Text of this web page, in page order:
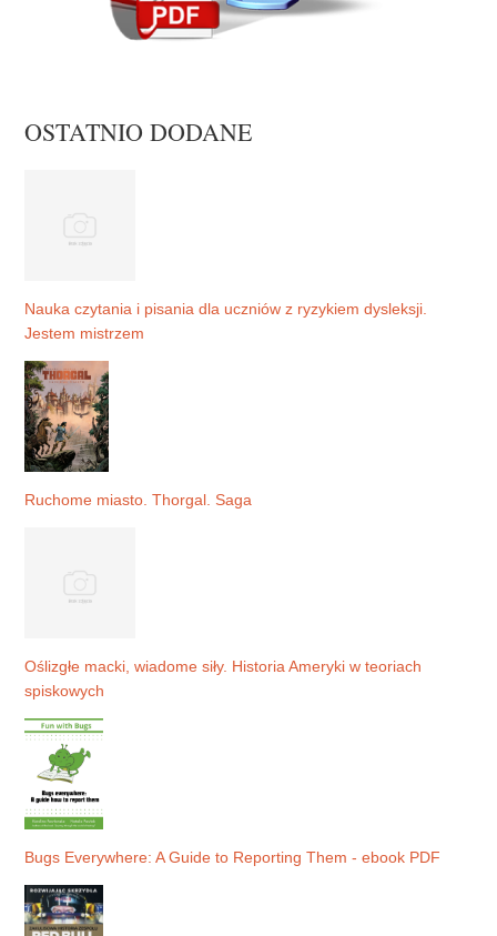
OSTATNIO DODANE
Nauka czytania i pisania dla uczniów z ryzykiem dysleksji.
Jestem mistrzem
Ruchome miasto. Thorgal. Saga
Oślizgłe macki, wiadome siły. Historia Ameryki w teoriach
spiskowych
Bugs Everywhere: A Guide to Reporting Them - ebook PDF